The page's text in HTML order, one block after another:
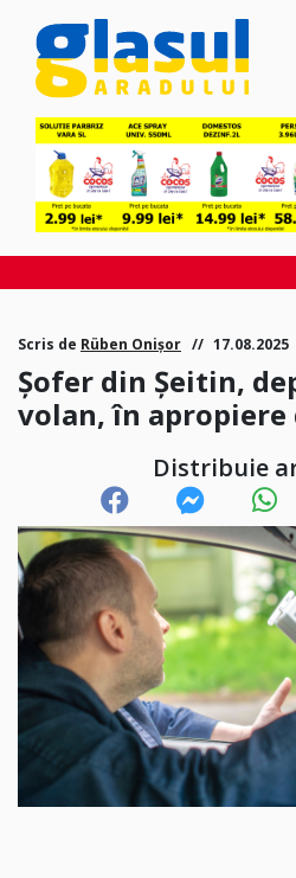
Scris de Rüben Onișor 17.08.2025
Șofer din Șeitin,
volan, în apropiere
Distribuie